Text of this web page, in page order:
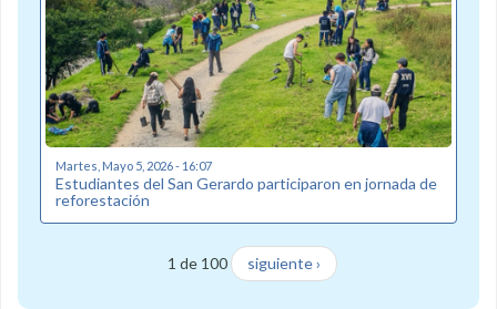
Martes, Mayo 5, 2026 - 16:07
Estudiantes del San Gerardo participaron en jornada de
reforestación
1 de 100 siguiente ›